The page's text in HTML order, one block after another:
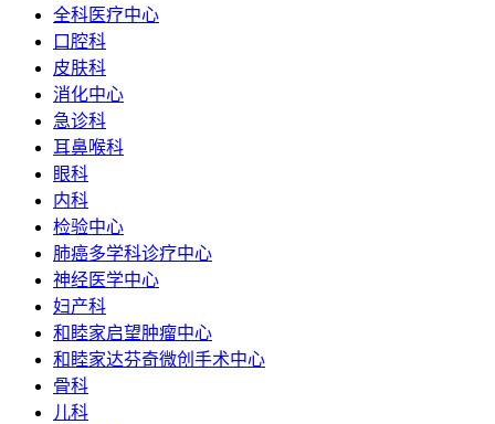
全科医疗中心
口腔科
皮肤科
消化中心
急诊科
耳鼻喉科
眼科
内科
检验中心
肺癌多学科诊疗中心
神经医学中心
妇产科
和睦家启望肿瘤中心
和睦家达芬奇微创手术中心
骨科
儿科